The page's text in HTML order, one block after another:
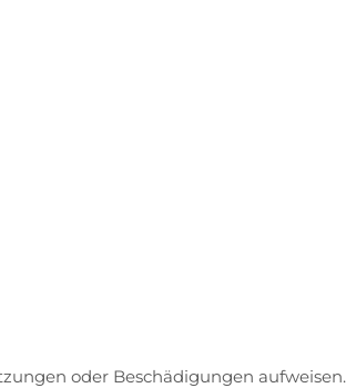
oder Beschädigungen aufweisen.